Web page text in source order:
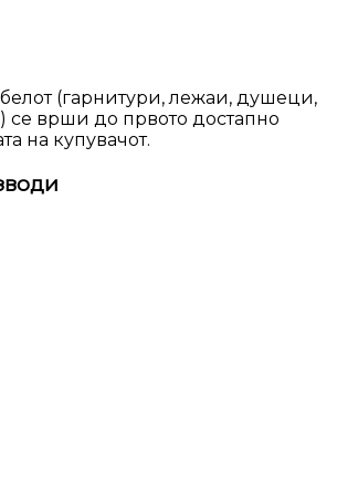
(гарнитури, лежаи, душеци,
се врши до првото достапно
на купувачот.